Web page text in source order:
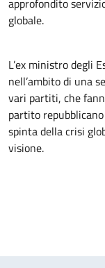
approfondito
globale.
L’ex ministro degli
nell’ambito di una
vari partiti, che
partito
spinta della crisi
visione.